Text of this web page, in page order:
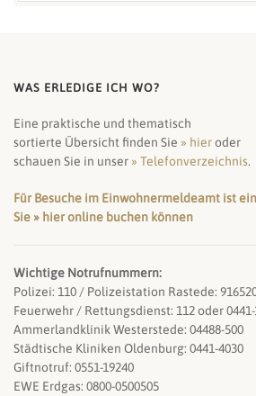
WAS ERLEDIGE ICH WO?
Eine praktische und thematisch
sortierte Übersicht finden Sie » hieroder
schauen Sie in unser » Telefonverzeichnis.
Für Besuche im Einwohnermeldeamt ist
Sie » hier online buchen können
Wichtige Notrufnummern:
Polizei: 110 / Polizeistation Rastede:
Feuerwehr / Rettungsdienst: 112 oder 0441-
Ammerlandklinik Westerstede: 04488-500
Städtische Kliniken Oldenburg: 0441-4030
Giftnotruf: 0551-19240
EWE Erdgas: 0800-0500505